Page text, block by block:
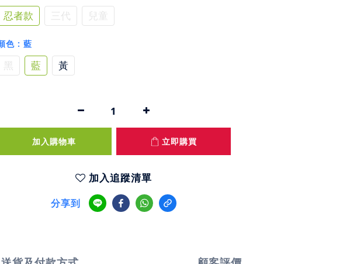
忍者款 三代 兒童
色 : 藍
黑 藍 黃
加入購物車 立即購買
加入追蹤清單
分享到